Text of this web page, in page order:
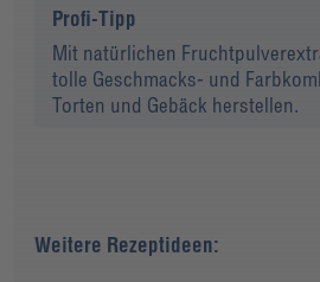
Profi-Tipp
Mit natürlichen
tolle Geschmacks- und
Torten und Gebäck herstellen.
Weitere Rezeptideen: